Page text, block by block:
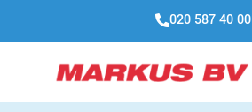
020 587 40 00